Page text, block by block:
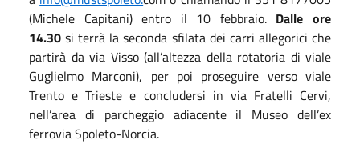
(Michele Capitani) entro il 10 febbraio. Dalle ore
14.30si terrà la seconda sfilata dei carri allegorici che
partirà da via Visso (all’altezza della rotatoria di viale
Guglielmo Marconi), per poi proseguire verso viale
Trento e Trieste e concludersi in via Fratelli Cervi,
nell’area di parcheggio adiacente il Museo dell’ex
ferrovia Spoleto-Norcia.